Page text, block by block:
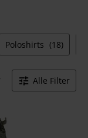
Poloshirts (18)
Alle Filter